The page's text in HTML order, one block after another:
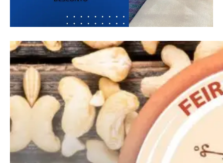
Pro
Full member access:
Etiam est nibh, lobortis sit
Praesent euismod ac
Ut mollis pellentesque tortor
Nullam eu erat condimentum
Donec quis est ac felis
Orci varius natoque dolor